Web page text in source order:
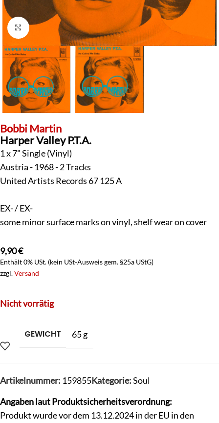
Klick zum Vergrößern
Bobbi Martin
Harper Valley P.T.A.
1 x 7" Single (Vinyl)
Austria - 1968 - 2 Tracks
United Artists Records 67 125 A
EX- / EX-
some minor surface marks on vinyl, shelf wear on cover
9,90€
Enthält 0% USt. (kein USt-Ausweis gem. §25a UStG)
zzgl.Versand
Nicht vorrätig
GEWICHT 65 g
Artikelnummer: 159855Kategorie:Soul
Angaben laut Produktsicherheitsverordnung:
Produkt wurde vor dem 13.12.2024 in der EU in den